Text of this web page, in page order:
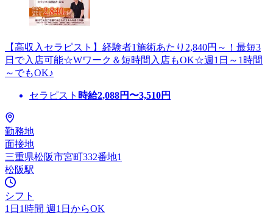
【高収入セラピスト】経験者1施術あたり2,840円～！最短3
日で入店可能☆Wワーク＆短時間入店もOK☆週1日～1時間
～でもOK♪
セラピスト 時給2,088円〜3,510円
勤務地
面接地
三重県松阪市宮町332番地1
松阪駅
シフト
1日1時間 週1日からOK